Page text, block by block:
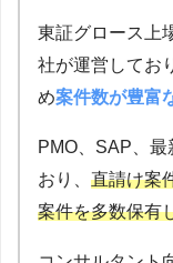
東証グロース上
社が運営してお
め案件数が豊富
PMO、SAP、
おり、 直請け案
案件を多数保有